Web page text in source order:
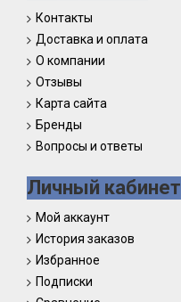
Контакты
Доставка и оплата
О компании
Отзывы
Карта сайта
Бренды
Вопросы и ответы
Личный кабинет
Мой аккаунт
История заказов
Избранное
Подписки